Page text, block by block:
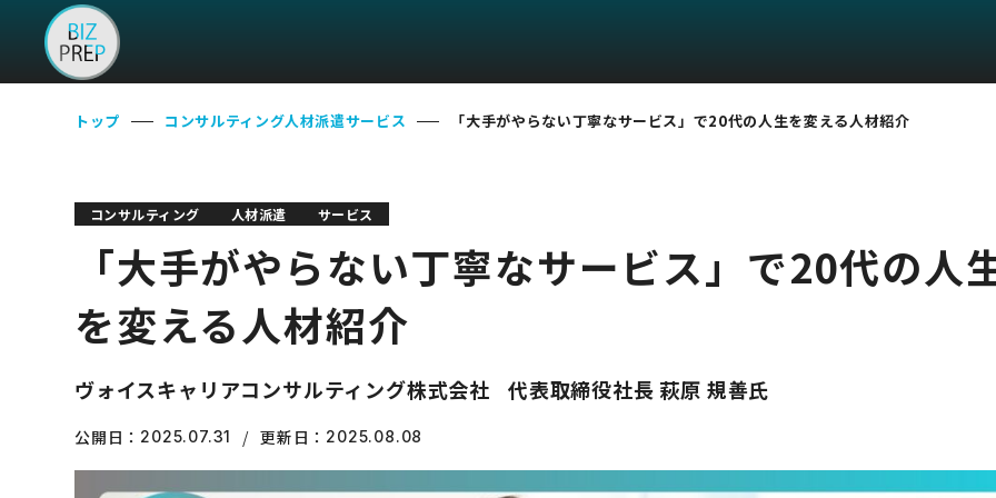
トップ コンサルティング人材派遣サービス 「大手がやらない丁寧なサービス」で20代の人生を変える人材紹介
コンサルティング 人材派遣 サービス
「大手がやらない丁寧なサービス」で20代の人
を変える人材紹介
ヴォイスキャリアコンサルティング株式会社 代表取締役社長 萩原 規善氏
公開日： 2025.07.31 更新日： 2025.08.08